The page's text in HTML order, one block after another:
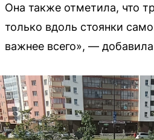
Она также отметила, что
только вдоль стоянки
важнее всего», —